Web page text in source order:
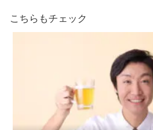
こちらもチェック